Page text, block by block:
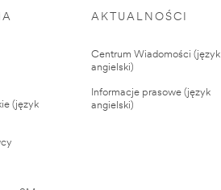
(język
AKTUALNOŚCI
Centrum Wiadomości (język
angielski)
Informacje prasowe (język
angielski)